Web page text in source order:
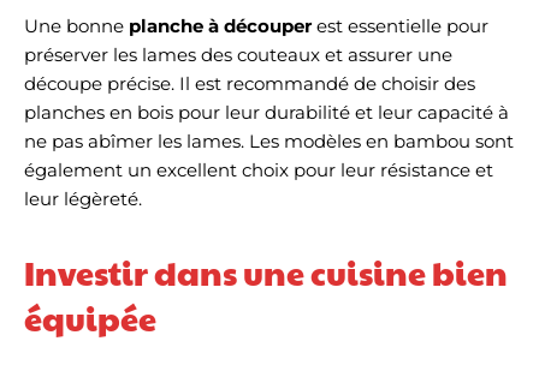
Une bonne planche à découperest essentielle pour
préserver les lames des couteaux et assurer une
découpe précise. Il est recommandé de choisir des
planches en bois pour leur durabilité et leur capacité à
ne pas abîmer les lames. Les modèles en bambou sont
également un excellent choix pour leur résistance et
leur légèreté.
Investir dans une cuisine bien
équipée